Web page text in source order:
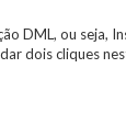
DML, ou seja,
dois cliques